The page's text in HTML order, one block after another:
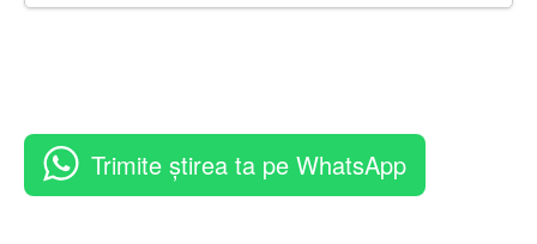
Trimite știrea ta pe WhatsApp